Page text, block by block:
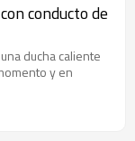
conducto de
ducha caliente
y en